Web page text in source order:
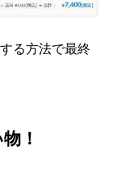
る方法で最終
！